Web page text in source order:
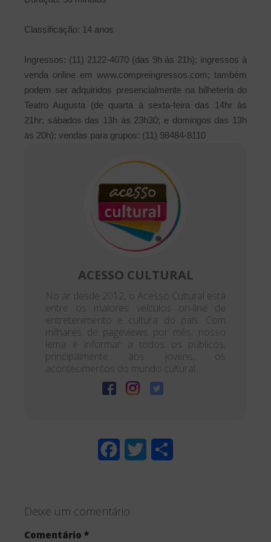
Classificação: 14 anos
Ingressos: (11) 2122-4070 (das 9h às 21h); ingressos à
venda online em www.compreingressos.com; também
podem ser adquiridos presencialmente na bilheteria do
Teatro Augusta (de quarta à sexta-feira das 14hr às
21hr; sábados das 13h às 23h30; e domingos das 13h
às 20h); vendas para grupos: (11) 98484-8110
ACESSO CULTURAL
No ar desde 2012, o Acesso Cultural está
entre os maiores veículos on-line de
entretenimento e cultura do país. Com
milhares de pageviews por mês, nosso
lema é informar a todos os públicos,
principalmente aos jovens, os
acontecimentos do mundo cultural.
e
Deixe um comentário
Comentário *